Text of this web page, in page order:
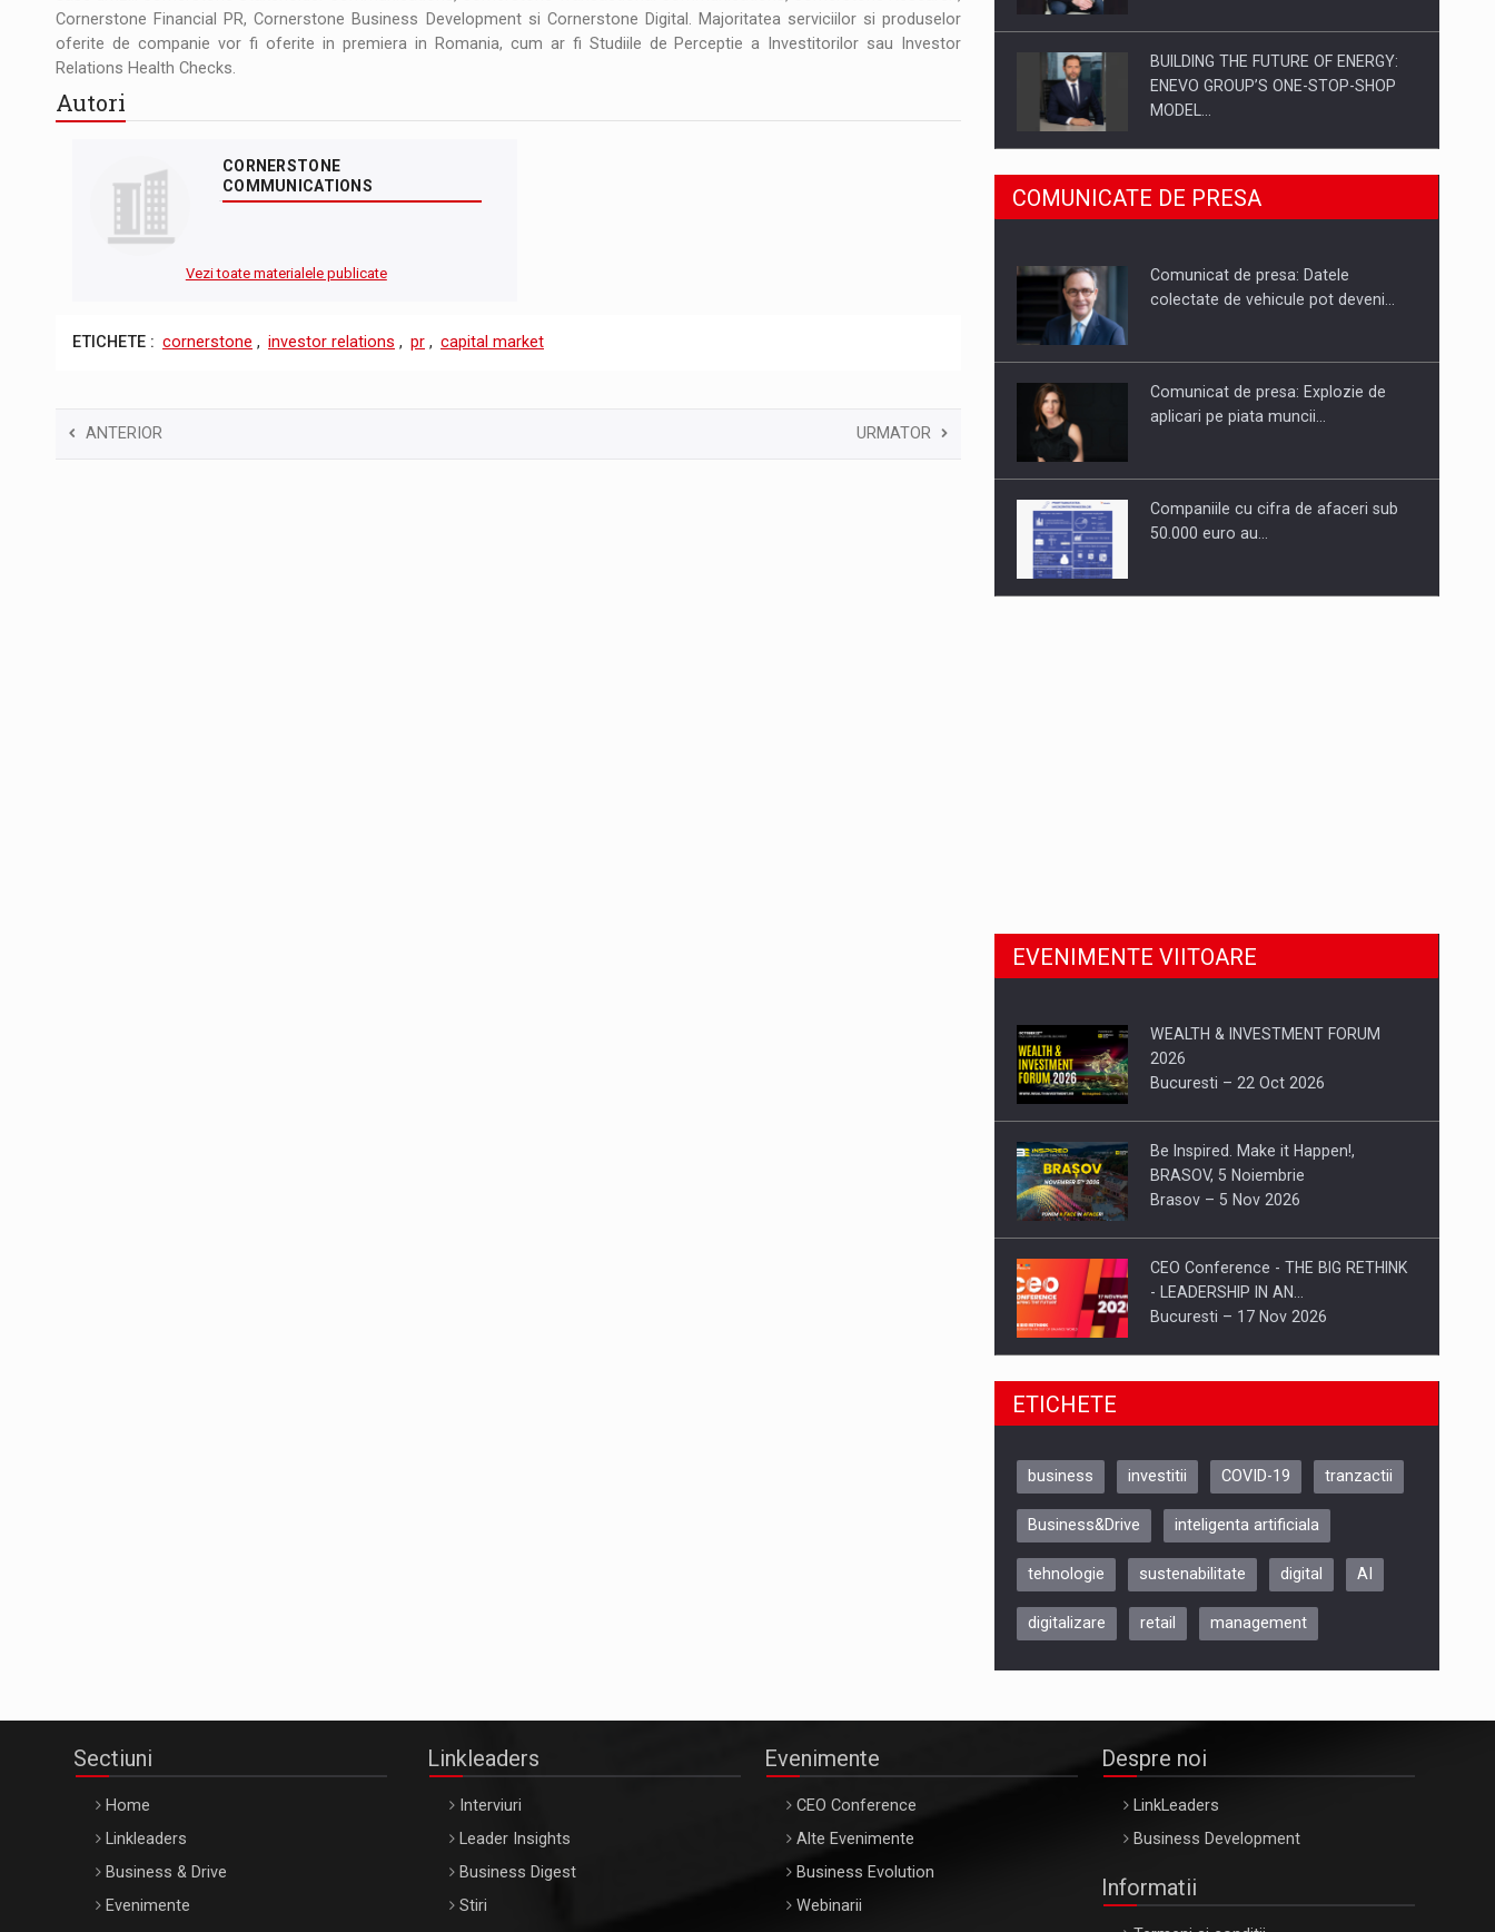
Cornerstone Financial PR, Cornerstone Business Development si Cornerstone Digital. Majoritatea serviciilor si produselor
oferite de companie vor fi oferite in premiera in Romania, cum ar fi Studiile de Perceptie a Investitorilor sau Investor
Relations Health Checks.
Autori
CORNERSTONE
COMMUNICATIONS
Vezi toate materialele publicate
ETICHETE : cornerstone , investor relations , pr , capital market
ANTERIOR URMATOR
BUILDING THE FUTURE OF ENERGY:
ENEVO GROUP’S ONE-STOP-SHOP
MODEL…
ROOTED IN ROMANIA, BUILT TO
DELIVER TECHNOLOGY FOR THE…
PUTTING ROMANIAN CORPORATE
COMUNICATE DE PRESA
Comunicat de presa: Datele
colectate de vehicule pot deveni…
Comunicat de presa: Explozie de
aplicari pe piata muncii…
Companiile cu cifra de afaceri sub
50.000 euro au…
EVENIMENTE VIITOARE
WEALTH & INVESTMENT FORUM
2026
Bucuresti – 22 Oct 2026
Be Inspired. Make it Happen!,
BRASOV, 5 Noiembrie
Brasov – 5 Nov 2026
CEO Conference - THE BIG RETHINK
- LEADERSHIP IN AN…
Bucuresti – 17 Nov 2026
Be Inspired. Make it Happen!, CLUJ, 9
ARTEMIS LETO, ORADEA, 8
Oradea – 8 Oct 2026
ETICHETE
business investitii COVID-19 tranzactii
Business&Drive inteligenta artificiala
tehnologie sustenabilitate digital AI
digitalizare retail management
Sectiuni
Home
Linkleaders
Business & Drive
Evenimente
Linkleaders
Interviuri
Leader Insights
Business Digest
Stiri
Evenimente
CEO Conference
Alte Evenimente
Business Evolution
Webinarii
Despre noi
LinkLeaders
Business Development
Informatii